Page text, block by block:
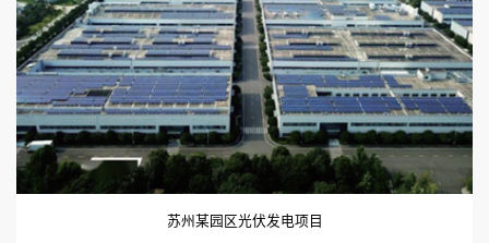
苏州某园区光伏发电项目